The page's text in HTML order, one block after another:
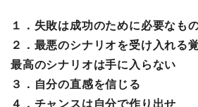
１．失敗は成功のために必要なも
２．最悪のシナリオを受け入れる
最高のシナリオは手に入らない
３．自分の直感を信じる
４．チャンスは自分で作り出せ